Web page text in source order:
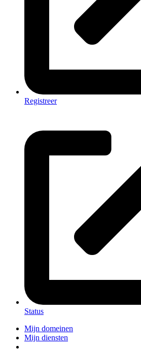
Registreer
Status
Mijn domeinen
Mijn diensten